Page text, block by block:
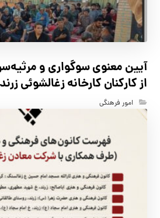
آیین معنوی سوگواری و
از کارکنان كارخانه زغالشوئي زرند
امور فرهنگی